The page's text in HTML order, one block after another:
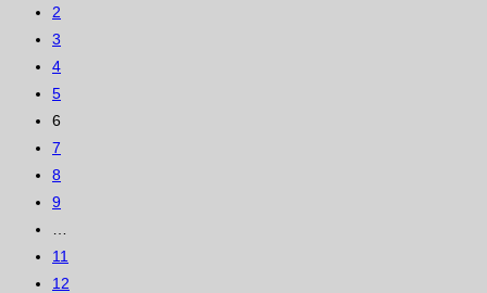
2
3
4
5
6
7
8
9
11
12